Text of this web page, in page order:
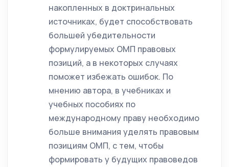
накопленных в доктринальных
источниках, будет способствовать
большей убедительности
формулируемых ОМП правовых
позиций, а в некоторых случаях
поможет избежать ошибок. По
мнению автора, в учебниках и
учебных пособиях по
международному праву необходимо
больше внимания уделять правовым
позициям ОМП, с тем, чтобы
формировать у будущих правоведов